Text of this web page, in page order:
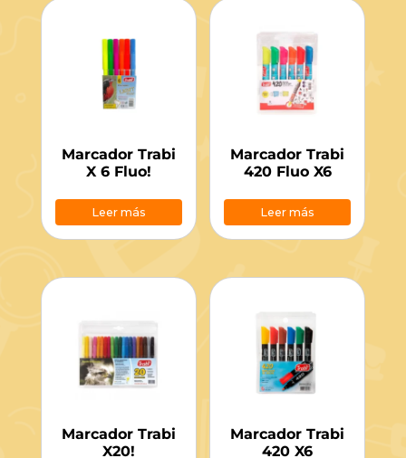
Marcador Trabi
X 6 Fluo!
Leer más
Marcador Trabi
420 Fluo X6
Leer más
Marcador Trabi
X20!
Marcador Trabi
420 X6